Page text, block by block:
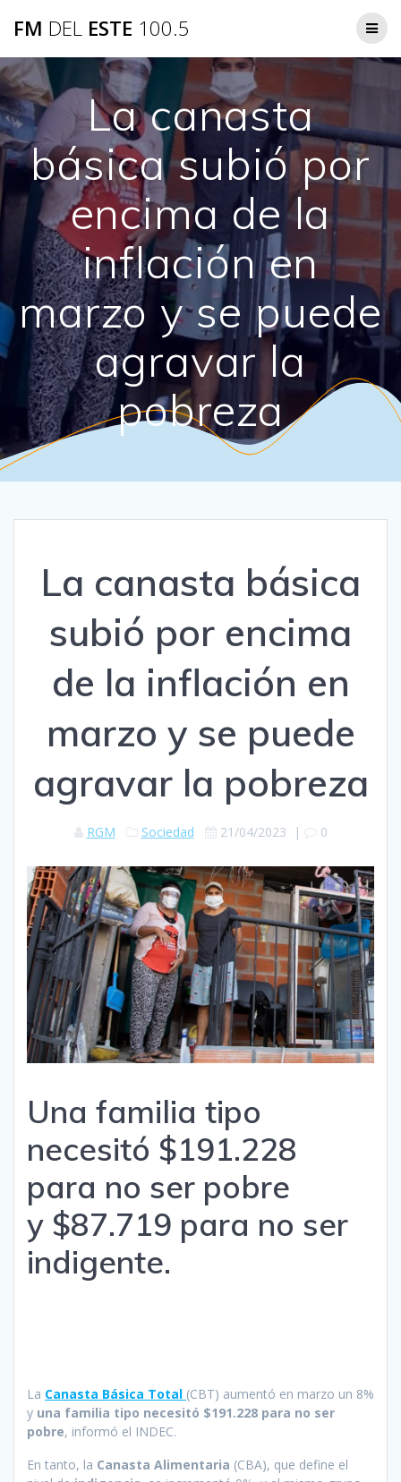
FM DEL ESTE 100.5
La canasta
básica subió por
encima de la
inflación en
marzo y se puede
agravar la
pobreza
La canasta básica
subió por encima
de la inflación en
marzo y se puede
agravar la pobreza
RGM Sociedad 21/04/2023 | 0
Una familia tipo
necesitó $191.228
para no ser pobre
y $87.719 para no ser
indigente.
La Canasta Básica Total (CBT) aumentó en marzo un 8%
y una familia tipo necesitó $191.228 para no ser
pobre, informó el INDEC.
En tanto, la Canasta Alimentaria (CBA), que define el